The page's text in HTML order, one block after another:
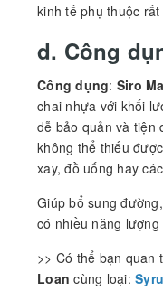
kinh tế phụ thuộc
d. Công
Công dụng: Siro
chai nhựa với khối
dễ bảo quản và tiện
không thể thiếu
xay, đồ uống hay
Giúp bổ sung
có nhiều năng lượng
>> Có thể bạn quan
Loan cùng loại: